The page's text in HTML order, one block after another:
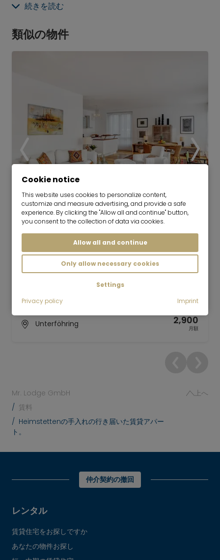
の交通の便が非常に良い。
続きを読む
類似の物件
ビデオ
非常に美しく、質の高い賃貸マンショ
ン
3 部屋
Unterföhring
2,900
月額
Mr. Lodge GmbH
賃料
Heimstettenの手入れの行き届いた賃貸アパー
ト。
上へ
仲介契約の撤回
レンタル
賃貸住宅をお探しですか
あなたの物件お探し
Cookie notice
This website uses cookies to personalize content,
customize and measure advertising, and provide a safe
experience. By clicking the "Allow all and continue" button,
you consent to the collection of data via cookies.
Allow all and continue
Only allow necessary cookies
Settings
Privacy policy
Imprint